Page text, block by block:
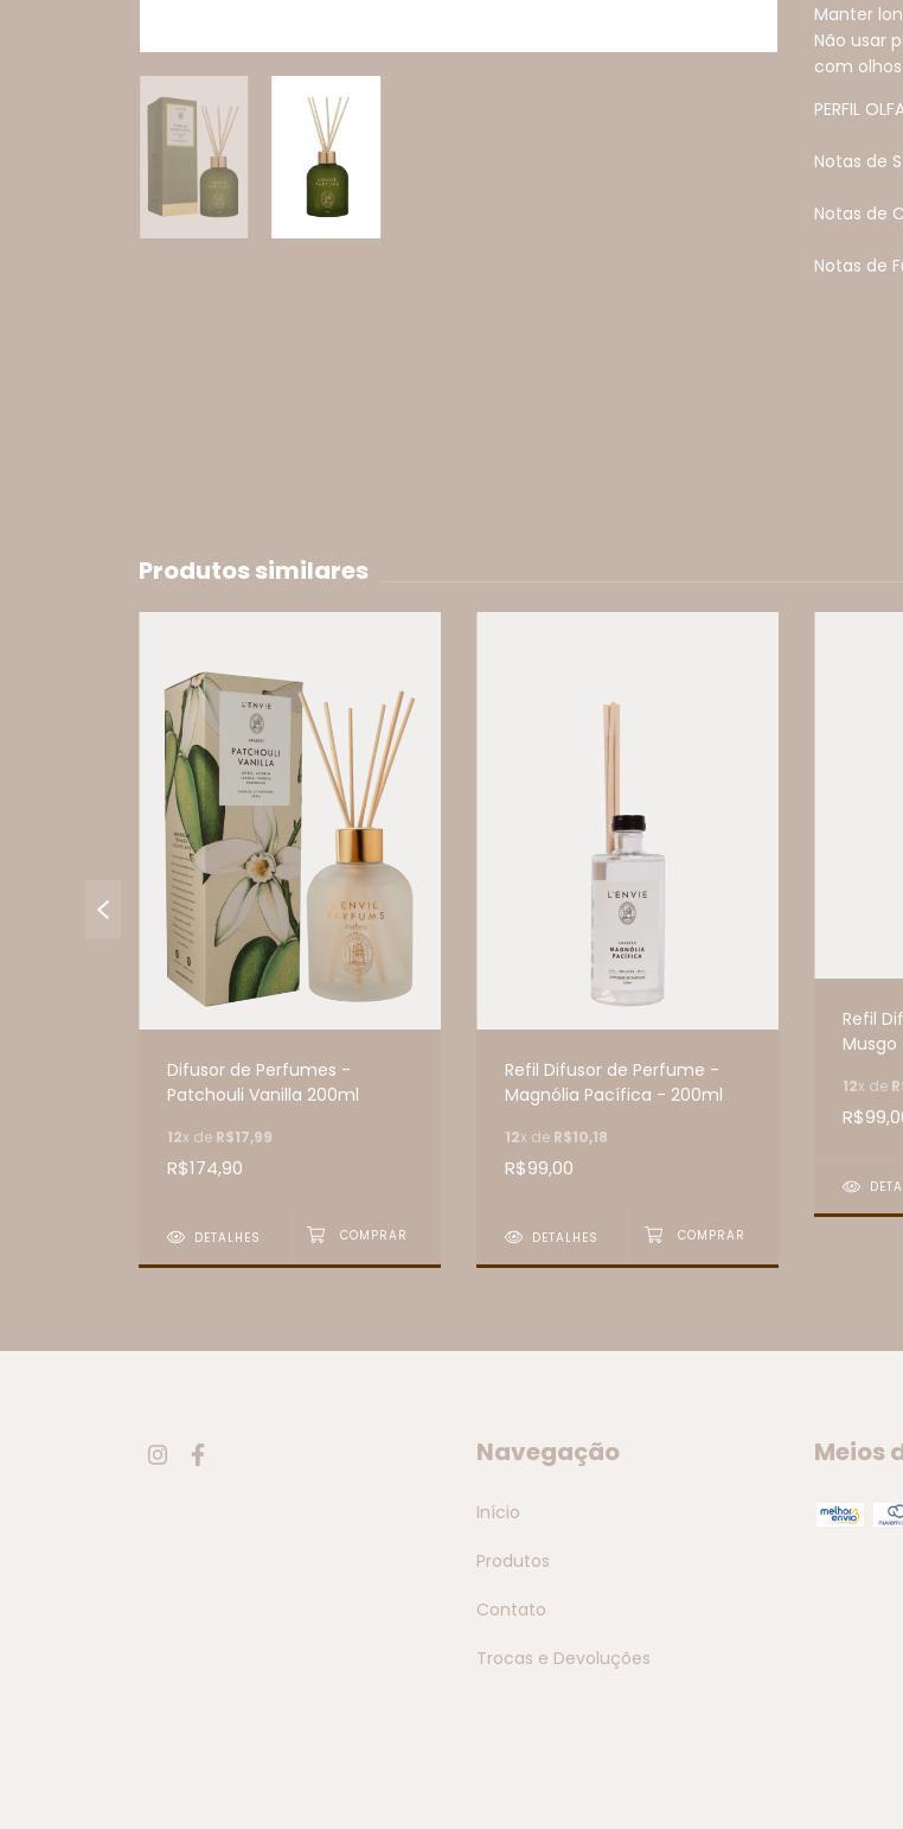
Manter
Não usar
com olhos
PERFIL
Notas de
Notas de
Notas de
Produtos similares
Difusor de Perfumes -
Patchouli Vanilla 200ml
12x de R$17,99
R$174,90
DETALHES
Refil Difusor de Perfume -
Magnólia Pacífica - 200ml
12x de R$10,18
R$99,00
DETALHES
Refil
12x de
Navegação
Início
Produtos
Contato
Trocas e Devoluções
Meios